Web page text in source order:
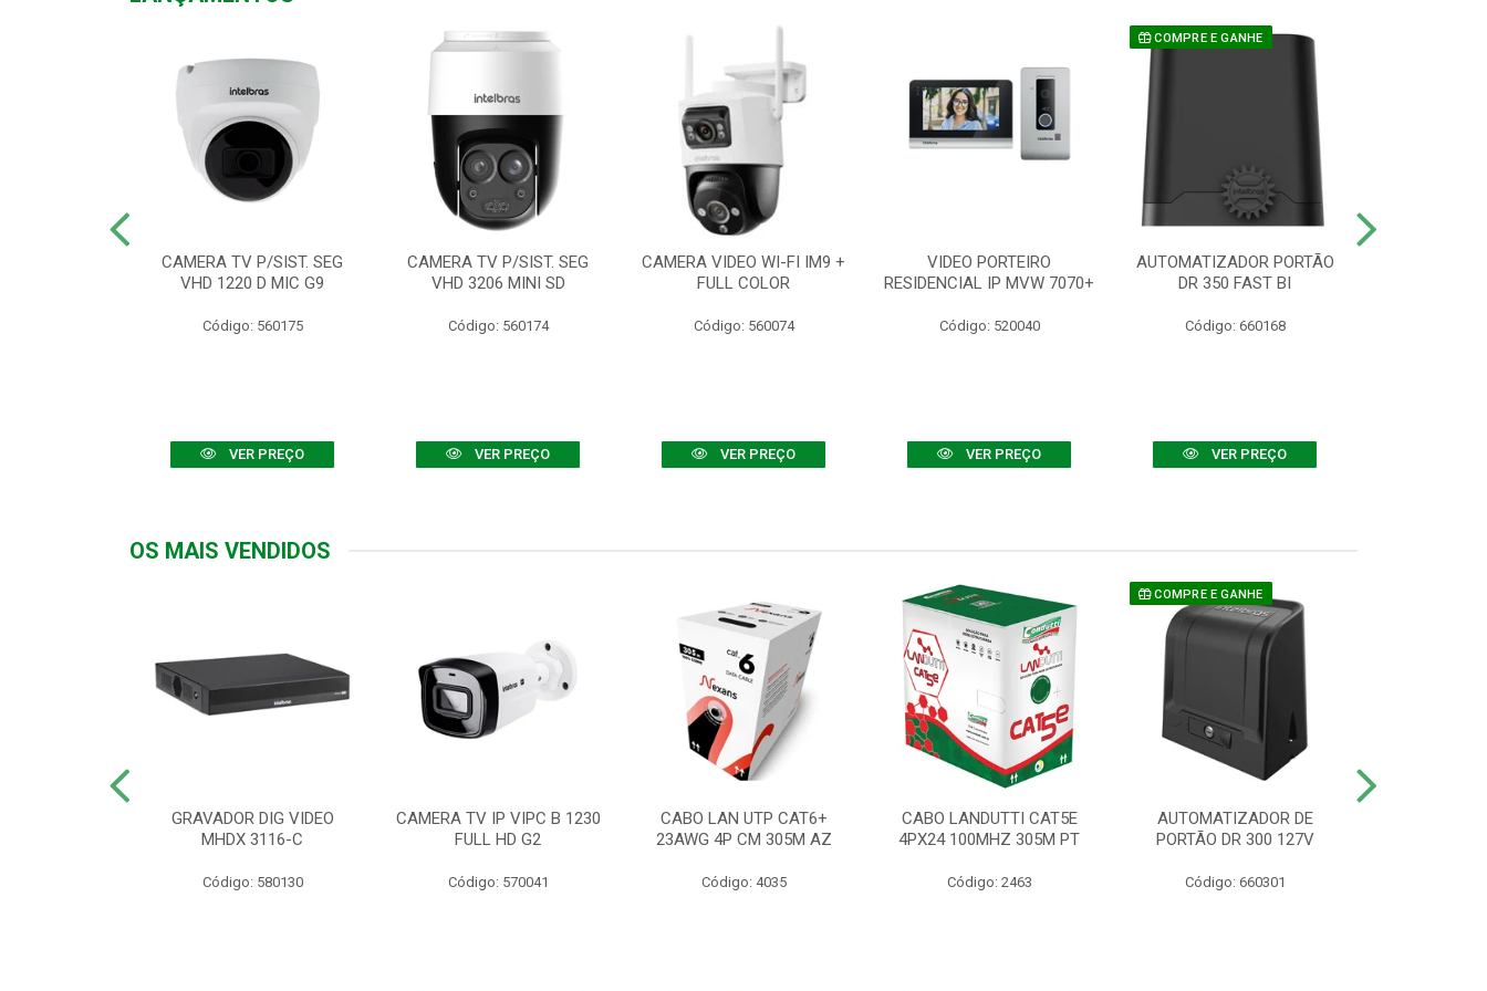
CAMERA TV P/SIST. SEG
VHD 1220 D MIC G9
Código: 560175
VER PREÇO
CAMERA TV P/SIST. SEG
VHD 3206 MINI SD
Código: 560174
VER PREÇO
CAMERA VIDEO WI-FI IM9 +
FULL COLOR
Código: 560074
VER PREÇO
VIDEO PORTEIRO
RESIDENCIAL IP MVW 7070+
Código: 520040
VER PREÇO
COMPRE E GANHE
AUTOMATIZADOR PORTÃO
DR 350 FAST BI
Código: 660168
VER PREÇO
OS MAIS VENDIDOS
GRAVADOR DIG VIDEO
MHDX 3116-C
Código: 580130
CAMERA TV IP VIPC B 1230
FULL HD G2
Código: 570041
CABO LAN UTP CAT6+
23AWG 4P CM 305M AZ
Código: 4035
CABO LANDUTTI CAT5E
4PX24 100MHZ 305M PT
Código: 2463
COMPRE E GANHE
AUTOMATIZADOR DE
PORTÃO DR 300 127V
Código: 660301